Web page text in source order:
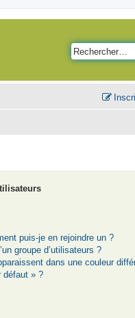
puis-je en rejoindre un ?
groupe d’utilisateurs ?
dans une couleur
défaut » ?